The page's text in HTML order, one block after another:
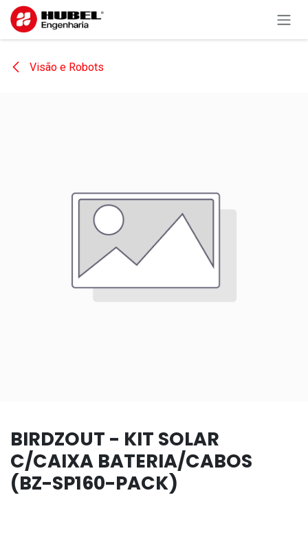
Pular para o conteúdo
Visão e Robots
BIRDZOUT - KIT SOLAR
C/CAIXA BATERIA/CABOS
(BZ-SP160-PACK)